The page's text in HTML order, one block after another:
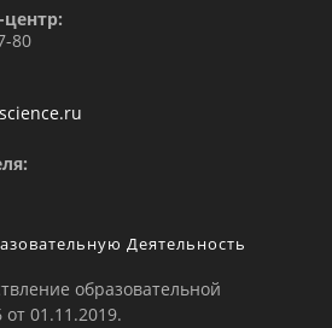
80
Деятельность
образовательной
01.11.2019.